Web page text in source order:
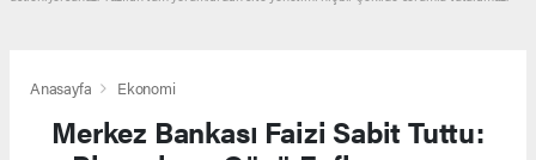
Anasayfa Ekonomi
Merkez Bankası Faizi Sabit Tuttu: